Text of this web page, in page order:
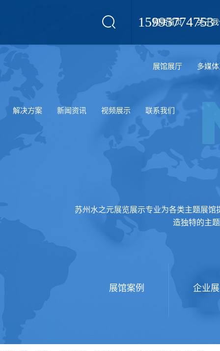
15995774753
网站首页 关于
展馆展厅 多媒
解决方案 新闻资讯 视频展示 联系我们
苏州水之元展览展示专业为各类主题展
造独特的主
展馆案例 企业